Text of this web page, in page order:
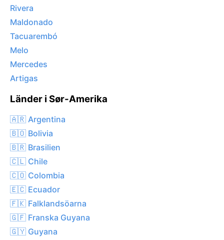
Rivera
Maldonado
Tacuarembó
Melo
Mercedes
Artigas
Länder i Sør-Amerika
🇦🇷 Argentina
🇧🇴 Bolivia
🇧🇷 Brasilien
🇨🇱 Chile
🇨🇴 Colombia
🇪🇨 Ecuador
🇫🇰 Falklandsöarna
🇬🇫 Franska Guyana
🇬🇾 Guyana